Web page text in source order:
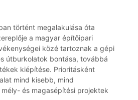
történt megalakulása óta
a magyar építőipari
közé tartoznak a gépi
útburkolatok bontása, továbbá
kiépítése. Prioritásként
mind kisebb, mind
és magasépítési projektek